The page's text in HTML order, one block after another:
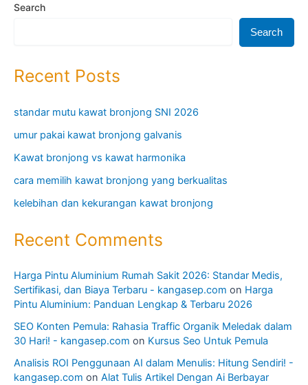
Search
Search
Recent Posts
standar mutu kawat bronjong SNI 2026
umur pakai kawat bronjong galvanis
Kawat bronjong vs kawat harmonika
cara memilih kawat bronjong yang berkualitas
kelebihan dan kekurangan kawat bronjong
Recent Comments
Harga Pintu Aluminium Rumah Sakit 2026: Standar Medis,
Sertifikasi, dan Biaya Terbaru - kangasep.com on Harga
Pintu Aluminium: Panduan Lengkap & Terbaru 2026
SEO Konten Pemula: Rahasia Traffic Organik Meledak dalam
30 Hari! - kangasep.com on Kursus Seo Untuk Pemula
Analisis ROI Penggunaan AI dalam Menulis: Hitung Sendiri! -
kangasep.com on Alat Tulis Artikel Dengan Ai Berbayar